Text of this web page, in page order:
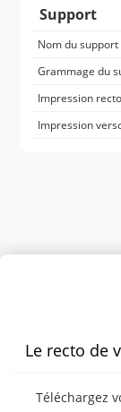
Support
Nom du support
Grammage du
Impression recto
Impression
Le recto de
Téléchargez